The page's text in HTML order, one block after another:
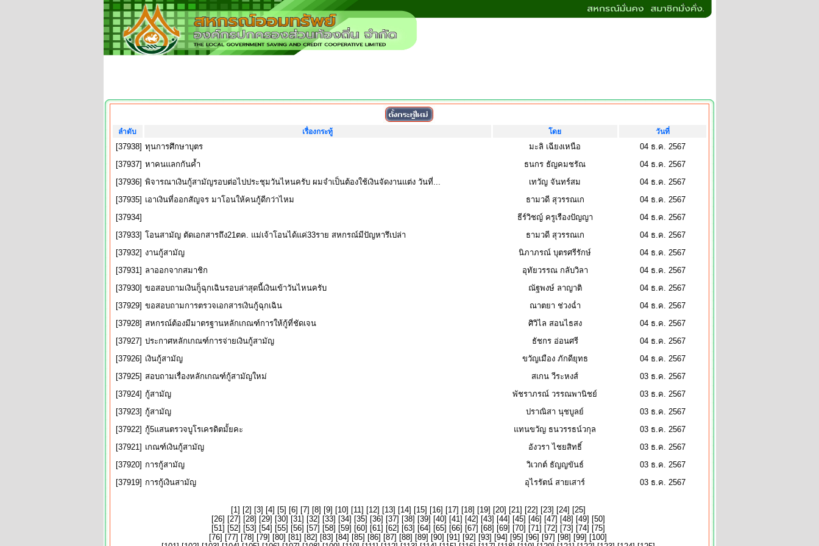
ลำดับ เรื่องกระทู้ โดย วันที่
[37938] ทุนการศึกษาบุตร มะลิ เฉียงเหนือ
04 ธ.ค. 2567
[37937] หาคนแลกกันค้ำ ธนกร ธัญคมชรัณ
04 ธ.ค. 2567
[37936] พิจารณาเงินกู้สามัญรอบต่อไปประชุมวันไหนครับ ผมจำเป็นต้องใช้เงินจัดงานแต่ง วันที่... เทวัญ จันทร์สม
04 ธ.ค. 2567
[37935] เอาเงินที่ออกสัญจร มาโอนให้คนกู้ดีกว่าไหม ธามวดี สุวรรณเก
04 ธ.ค. 2567
[37934]
ธีร์วิชญ์ ครูเรืองปัญญา
04 ธ.ค. 2567
[37933] โอนสามัญ ตัดเอกสารถึง21ตค. แม่เจ้าโอนได้แค่33ราย สหกรณ์มีปัญหารึเปล่า ธามวดี สุวรรณเก
04 ธ.ค. 2567
[37932] งานกู้สามัญ นิภาภรณ์ บุตรศรีรักษ์
04 ธ.ค. 2567
[37931] ลาออกจากสมาชิก อุทัยวรรณ กลับวิลา
04 ธ.ค. 2567
[37930] ขอสอบถามเงินกู็ฉุกเฉินรอบล่าสุดนี้เงินเข้าวันไหนครับ ณัฐพงษ์ ลาญาติ
04 ธ.ค. 2567
[37929] ขอสอบถามการตรวจเอกสารเงินกู้ฉุกเฉิน ณาตยา ช่วงฉ่ำ
04 ธ.ค. 2567
[37928] สหกรณ์ต้องมีมาตรฐานหลักเกณฑ์การให้กู้ที่ชัดเจน ศิวิไล สอนไธสง
04 ธ.ค. 2567
[37927] ประกาศหลักเกณฑ์การจ่ายเงินกู้สามัญ ธัชกร อ่อนศรี
04 ธ.ค. 2567
[37926] เงินกู้สามัญ ขวัญเมือง ภักดียุทธ
04 ธ.ค. 2567
[37925] สอบถามเรื่องหลักเกณฑ์กู้สามัญใหม่ สเกน วีระหงส์
03 ธ.ค. 2567
[37924] กู้สามัญ พัชราภรณ์ วรรณพานิชย์
03 ธ.ค. 2567
[37923] กู้สามัญ ปราณิสา นุชบูลย์
03 ธ.ค. 2567
[37922] กู้5แสนตรวจบูโรเครดิตมั้ยคะ แทนขวัญ ธนวรรธน์วกุล
03 ธ.ค. 2567
[37921] เกณฑ์เงินกู้สามัญ อังวรา ไชยสิทธิ์
03 ธ.ค. 2567
[37920] การกู้สามัญ วิเวกต์ ธัญญขันธ์
03 ธ.ค. 2567
[37919] การกู้เงินสามัญ อุไรรัตน์ สายเสาร์ 03 ธ.ค. 2567
[1] [2] [3] [4] [5] [6] [7] [8] [9] [10] [11] [12] [13] [14] [15] [16] [17] [18] [19] [20] [21] [22] [23] [24] [25]
[26] [27] [28] [29] [30] [31] [32] [33] [34] [35] [36] [37] [38] [39] [40] [41] [42] [43] [44] [45] [46] [47] [48] [49] [50]
[51] [52] [53] [54] [55] [56] [57] [58] [59] [60] [61] [62] [63] [64] [65] [66] [67] [68] [69] [70] [71] [72] [73] [74] [75]
[76] [77] [78] [79] [80] [81] [82] [83] [84] [85] [86] [87] [88] [89] [90] [91] [92] [93] [94] [95] [96] [97] [98] [99] [100]